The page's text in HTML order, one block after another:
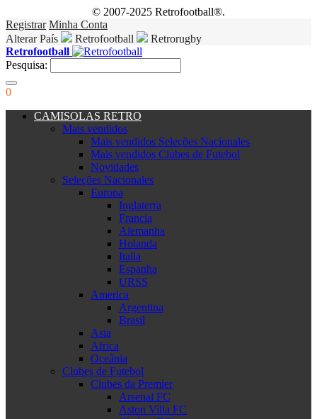
© 2007-2025 Retrofootball®.
Registrar Minha Conta
Alterar País
Retrofootball
Retrorugby
Retrofootball
Pesquisa:
0
CAMISOLAS RETRO
Mais vendidos
Mais vendidos Seleções Nacionales
Mais vendidos Clubes de Futebol
Novidades
Seleções Nacionales
Europa
Inglaterra
Francia
Alemanha
Holanda
Italia
Espanha
URSS
America
Argentina
Brasil
Asia
Africa
Oceânia
Clubes de Futebol
Clubes da Premier
Arsenal FC
Aston Villa FC